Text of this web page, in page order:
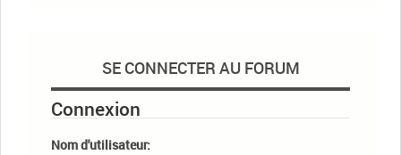
SE CONNECTER AU FORUM
Connexion
Nom d'utilisateur: